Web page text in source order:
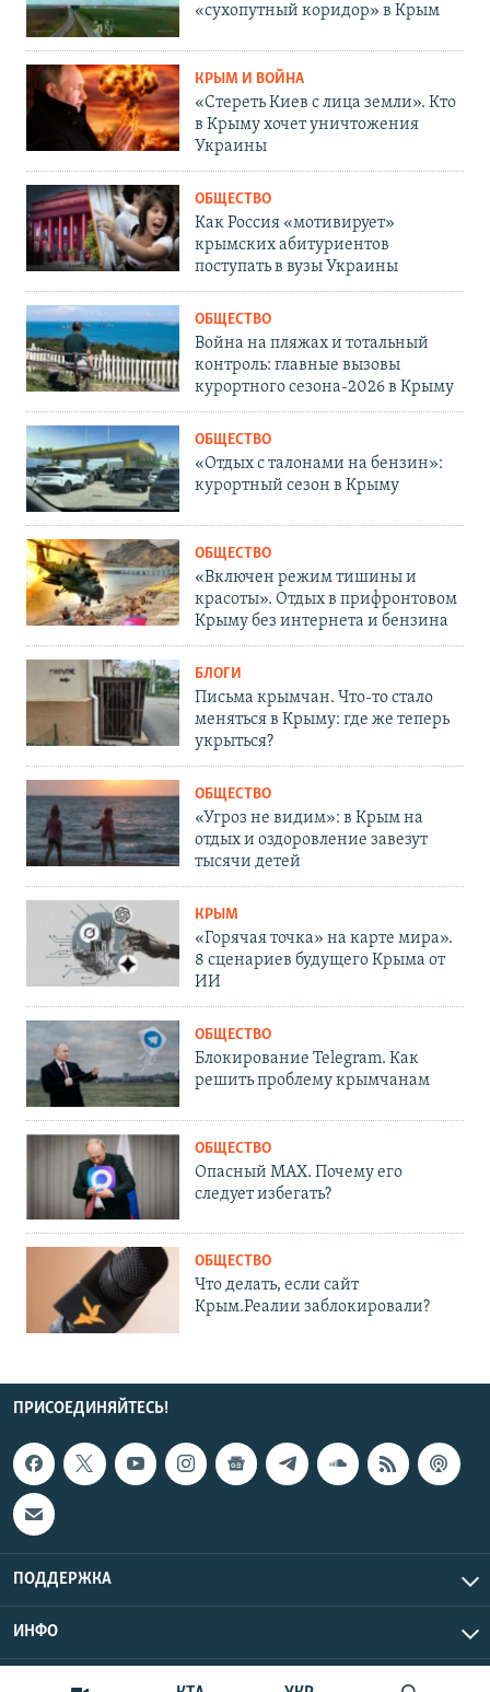
«сухопутный коридор» в Крым
КРЫМ И ВОЙНА
«Стереть Киев с лица земли». Кто
в Крыму хочет уничтожения
Украины
ОБЩЕСТВО
Как Россия «мотивирует»
крымских абитуриентов
поступать в вузы Украины
ОБЩЕСТВО
Война на пляжах и тотальный
контроль: главные вызовы
курортного сезона-2026 в Крыму
ОБЩЕСТВО
«Отдых с талонами на бензин»:
курортный сезон в Крыму
ОБЩЕСТВО
«Включен режим тишины и
красоты». Отдых в прифронтовом
Крыму без интернета и бензина
БЛОГИ
Письма крымчан. Что-то стало
меняться в Крыму: где же теперь
укрыться?
ОБЩЕСТВО
«Угроз не видим»: в Крым на
отдых и оздоровление завезут
тысячи детей
КРЫМ
«Горячая точка» на карте мира».
8 сценариев будущего Крыма от
ИИ
ОБЩЕСТВО
Блокирование Telegram. Как
решить проблему крымчанам
ОБЩЕСТВО
Опасный MAX. Почему его
следует избегать?
ОБЩЕСТВО
Что делать, если сайт
Крым.Реалии заблокировали?
ПРИСОЕДИНЯЙТЕСЬ!
ПОДДЕРЖКА
ИНФО